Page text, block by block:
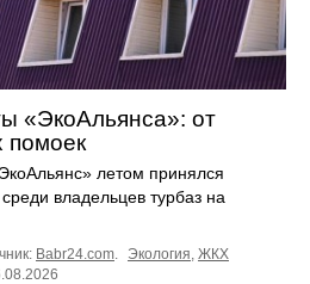
«ЭкоАльянса»: от
помоек
летом принялся
владельцев турбаз на
Babr24.com Экология ЖКХ